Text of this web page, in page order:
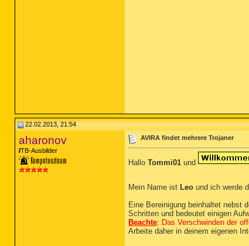
22.02.2013, 21:54
aharonov
TB-Ausbilder
AVIRA findet mehrere Trojaner
Hallo Tommi01 und
Mein Name ist Leo und ich werde
Eine Bereinigung beinhaltet nebst
Schritten und bedeutet einigen
Beachte: Das Verschwinden der
Arbeite daher in deinem eigenen